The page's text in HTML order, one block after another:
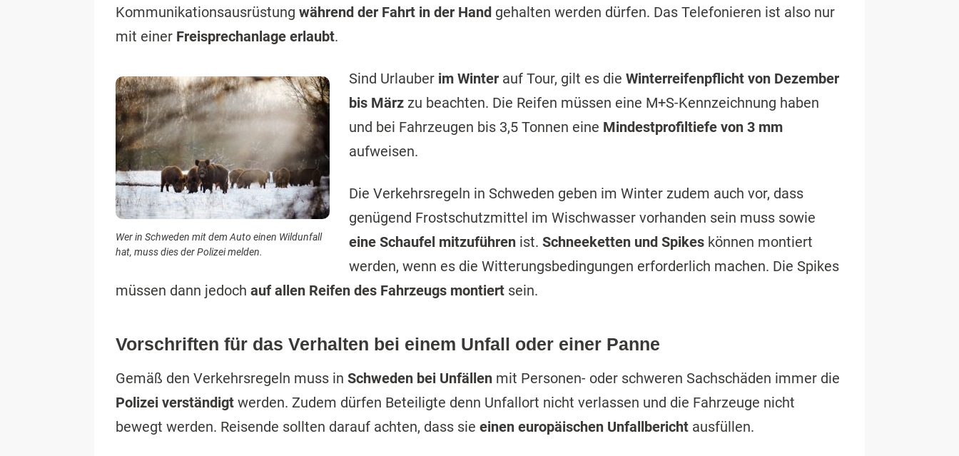
Kommunikationsausrüstung während der Fahrt in der Hand gehalten werden dürfen. Das Telefonieren ist also nur
mit einer Freisprechanlage erlaubt.
Wer in Schweden mit dem Auto einen Wildunfall
hat, muss dies der Polizei melden.
Sind Urlauber im Winter auf Tour, gilt es dieWinterreifenpflicht von Dezember
bis März zu beachten. Die Reifen müssen eine M+S-Kennzeichnung haben
und bei Fahrzeugen bis 3,5 Tonnen eine Mindestprofiltiefe von 3 mm
aufweisen.
Die Verkehrsregeln in Schweden geben im Winter zudem auch vor, dass
genügend Frostschutzmittel im Wischwasser vorhanden sein muss sowie
eine Schaufel mitzuführen ist.Schneeketten und Spikes können montiert
werden, wenn es die Witterungsbedingungen erforderlich machen. Die Spikes
müssen dann jedoch auf allen Reifen des Fahrzeugs montiert sein.
Vorschriften für das Verhalten bei einem Unfall oder einer Panne
Gemäß den Verkehrsregeln muss in Schweden bei Unfällen mit Personen- oder schweren Sachschäden immer die
Polizei verständigt werden. Zudem dürfen Beteiligte denn Unfallort nicht verlassen und die Fahrzeuge nicht
bewegt werden. Reisende sollten darauf achten, dass sie einen europäischen Unfallbericht ausfüllen.